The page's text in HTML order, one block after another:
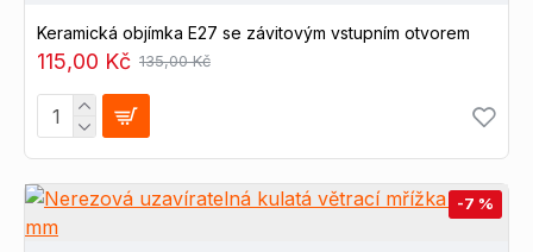
Keramická objímka E27 se závitovým vstupním otvorem
115,00 Kč 135,00 Kč
-7 %